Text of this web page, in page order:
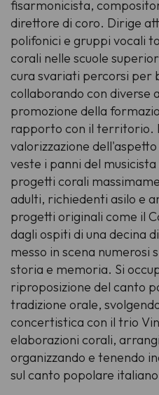
fisarmonicista,
direttore di coro. Dirige
polifonici e gruppi vocali
corali nelle scuole
cura svariati percorsi per
collaborando con diverse
promozione della
rapporto con il territorio.
valorizzazione
veste i panni del
progetti corali
adulti, richiedenti asilo e
progetti originali come il
dagli ospiti di una decina
messo in scena
storia e memoria. Si
riproposizione del canto
tradizione orale,
concertistica con il trio
elaborazioni corali,
organizzando e tenendo
sul canto popolare